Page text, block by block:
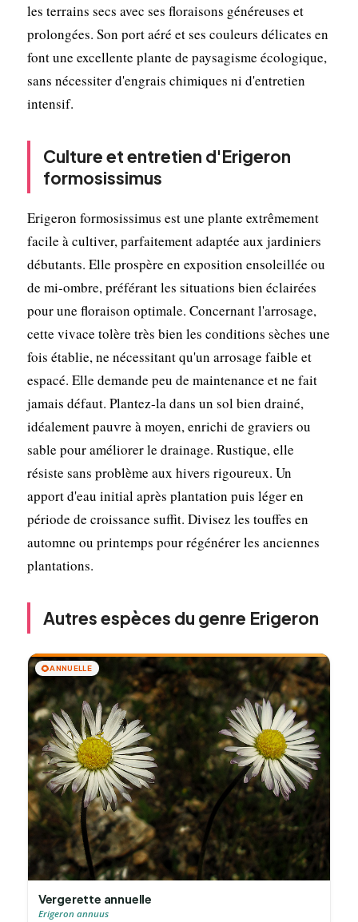
les terrains secs avec ses floraisons généreuses et
prolongées. Son port aéré et ses couleurs délicates en
font une excellente plante de paysagisme écologique,
sans nécessiter d'engrais chimiques ni d'entretien
intensif.
Culture et entretien d'Erigeron
formosissimus
Erigeron formosissimus est une plante extrêmement
facile à cultiver, parfaitement adaptée aux jardiniers
débutants. Elle prospère en exposition ensoleillée ou
de mi-ombre, préférant les situations bien éclairées
pour une floraison optimale. Concernant l'arrosage,
cette vivace tolère très bien les conditions sèches une
fois établie, ne nécessitant qu'un arrosage faible et
espacé. Elle demande peu de maintenance et ne fait
jamais défaut. Plantez-la dans un sol bien drainé,
idéalement pauvre à moyen, enrichi de graviers ou
sable pour améliorer le drainage. Rustique, elle
résiste sans problème aux hivers rigoureux. Un
apport d'eau initial après plantation puis léger en
période de croissance suffit. Divisez les touffes en
automne ou printemps pour régénérer les anciennes
plantations.
Autres espèces du genre Erigeron
🌻ANNUELLE
Vergerette annuelle
Erigeron annuus